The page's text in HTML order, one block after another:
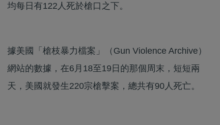
均每日有122人死於槍口之下。
據美國「槍枝暴力檔案」（Gun Violence Archive）
網站的數據，在6月18至19日的那個周末，短短兩
天，美國就發生220宗槍擊案，總共有90人死亡。